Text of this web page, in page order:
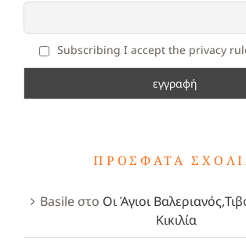
Subscribing I accept the privacy
ΠΡΌΣΦΑΤΑ
Basileστο Οι Άγιοι
Κικιλία